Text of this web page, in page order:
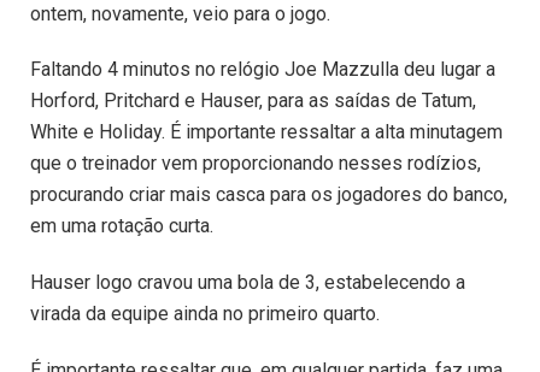
ontem, novamente, veio para o jogo.
Faltando 4 minutos no relógio Joe Mazzulla deu lugar a
Horford, Pritchard e Hauser, para as saídas de Tatum,
White e Holiday. É importante ressaltar a alta minutagem
que o treinador vem proporcionando nesses rodízios,
procurando criar mais casca para os jogadores do banco,
em uma rotação curta.
Hauser logo cravou uma bola de 3, estabelecendo a
virada da equipe ainda no primeiro quarto.